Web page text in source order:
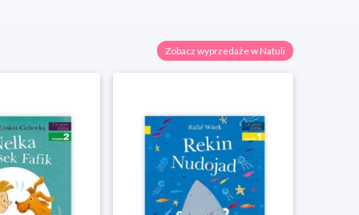
Zobacz wyprzedaże w Natuli